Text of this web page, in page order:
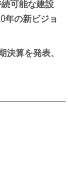
可能な建設
年の新ビジョ
算を発表、